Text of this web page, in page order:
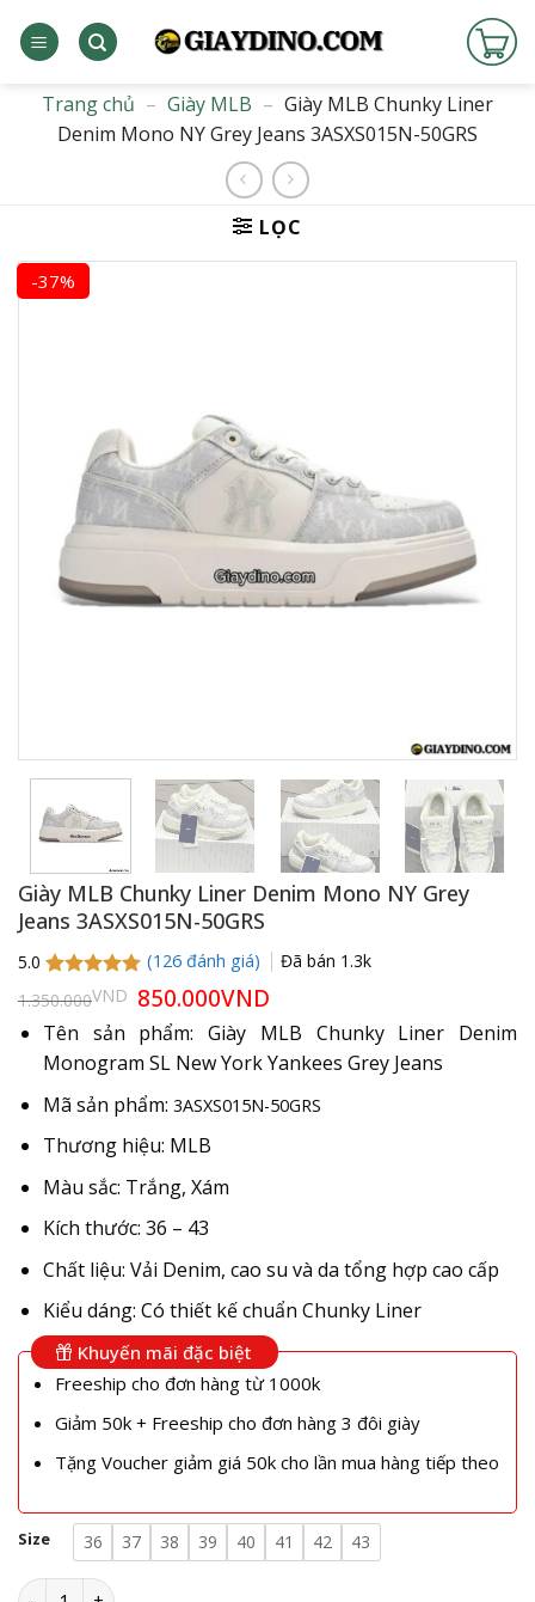
qua
dungTrang chủ – Giày MLB – Giày MLB Chunky Liner
Denim Mono NY Grey Jeans 3ASXS015N-50GRS
LỌC
-37%
Giày MLB Chunky Liner Denim Mono NY Grey
Jeans 3ASXS015N-50GRS
5.0
5.0trên 5
dựa trên
125
đánh giá
(126đánh giá) Đã bán 1.3k
1.350.000VND Giá
gốc
là:
1.350.000VND.
850.000VND
tại
là:
850.000VND.
Tên sản phẩm: Giày MLB Chunky Liner Denim
Monogram SL New York Yankees Grey Jeans
Mã sản phẩm: 3ASXS015N-50GRS
Thương hiệu: MLB
Màu sắc: Trắng, Xám
Kích thước: 36 – 43
Chất liệu: Vải Denim, cao su và da tổng hợp cao cấp
Kiểu dáng: Có thiết kế chuẩn Chunky Liner
Khuyến mãi đặc biệt
Freeship cho đơn hàng từ 1000k
Giảm 50k + Freeship cho đơn hàng 3 đôi giày
Tặng Voucher giảm giá 50k cho lần mua hàng tiếp theo
Size 36 37 38 39 40 41 42 43
Giày MLB Chunky Liner Denim Mono NY Grey Jeans